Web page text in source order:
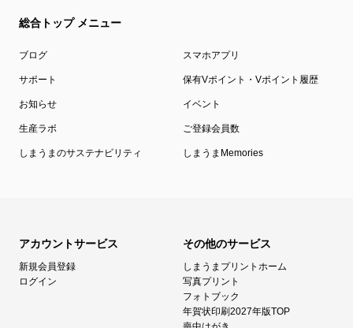
総合トップ メニュー
ブログ スマホアプリ
サポート 保有Vポイント・Vポイント履歴
お知らせ イベント
生産ラボ ご登録会員数
しまうまのサステナビリティ しまうまMemories
アカウントサービス
新規会員登録
ログイン
その他のサービス
しまうまプリントホーム
写真プリント
フォトブック
年賀状印刷2027年版TOP